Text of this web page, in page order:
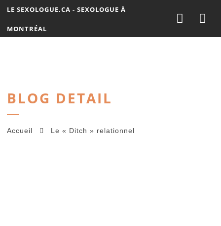
LE SEXOLOGUE.CA - SEXOLOGUE À
MONTRÉAL
BLOG DETAIL
Accueil Le « Ditch » relationnel